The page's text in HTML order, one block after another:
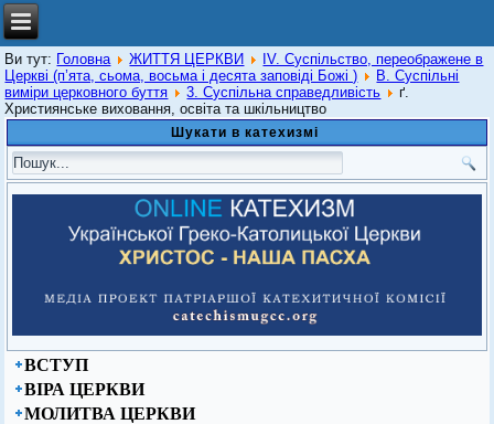
Ви тут: Головна ЖИТТЯ ЦЕРКВИ
IV. Суспільство, переображене в
Церкві (п’ята, сьома, восьма і десята заповіді Божі )
В. Суспільні
виміри церковного буття
3. Суспільна справедливість
ґ.
Християнське виховання, освіта та шкільництво
Шукати в катехизмі
ВСТУП
ВІРА ЦЕРКВИ
МОЛИТВА ЦЕРКВИ